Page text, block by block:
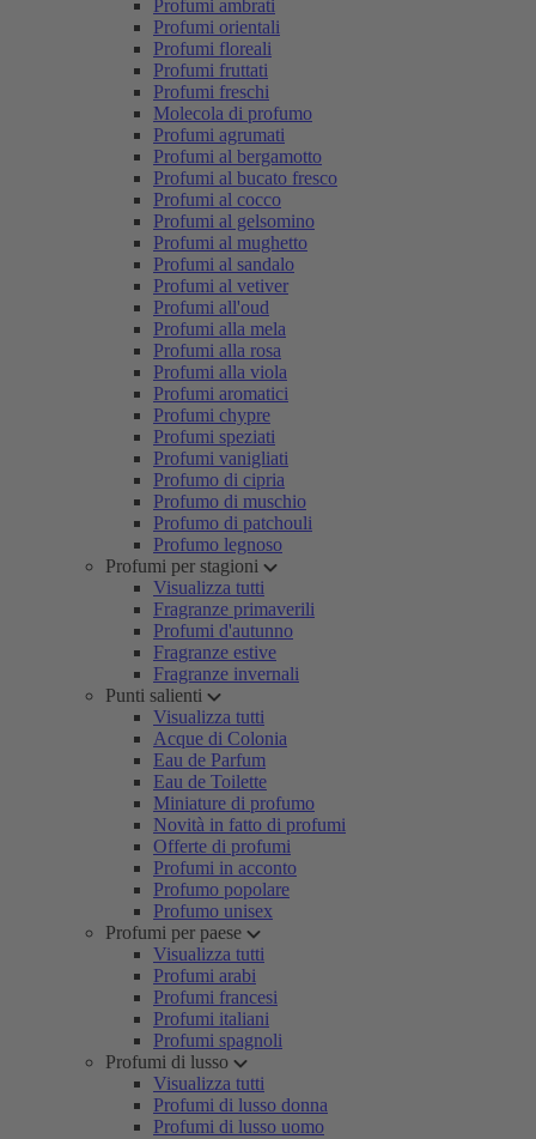
Profumi ambrati
Profumi orientali
Profumi floreali
Profumi fruttati
Profumi freschi
Molecola di profumo
Profumi agrumati
Profumi al bergamotto
Profumi al bucato fresco
Profumi al cocco
Profumi al gelsomino
Profumi al mughetto
Profumi al sandalo
Profumi al vetiver
Profumi all'oud
Profumi alla mela
Profumi alla rosa
Profumi alla viola
Profumi aromatici
Profumi chypre
Profumi speziati
Profumi vanigliati
Profumo di cipria
Profumo di muschio
Profumo di patchouli
Profumo legnoso
Profumi per stagioni
Visualizza tutti
Fragranze primaverili
Profumi d'autunno
Fragranze estive
Fragranze invernali
Punti salienti
Visualizza tutti
Acque di Colonia
Eau de Parfum
Eau de Toilette
Miniature di profumo
Novità in fatto di profumi
Offerte di profumi
Profumi in acconto
Profumo popolare
Profumo unisex
Profumi per paese
Visualizza tutti
Profumi arabi
Profumi francesi
Profumi italiani
Profumi spagnoli
Profumi di lusso
Visualizza tutti
Profumi di lusso donna
Profumi di lusso uomo